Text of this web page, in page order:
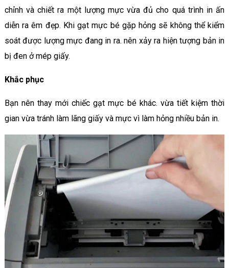
chỉnh và chiết ra một lượng mực vừa đủ cho quá trình in ấn
diễn ra êm đẹp. Khi gạt mực bé gặp hỏng sẽ không thể kiểm
soát được lượng mực đang in ra. nên xảy ra hiện tượng bản in
bị đen ở mép giấy.
Khắc phục
Bạn nên thay mới chiếc gạt mực bé khác. vừa tiết kiệm thời
gian vừa tránh làm lãng giấy và mực vì làm hỏng nhiều bản in.